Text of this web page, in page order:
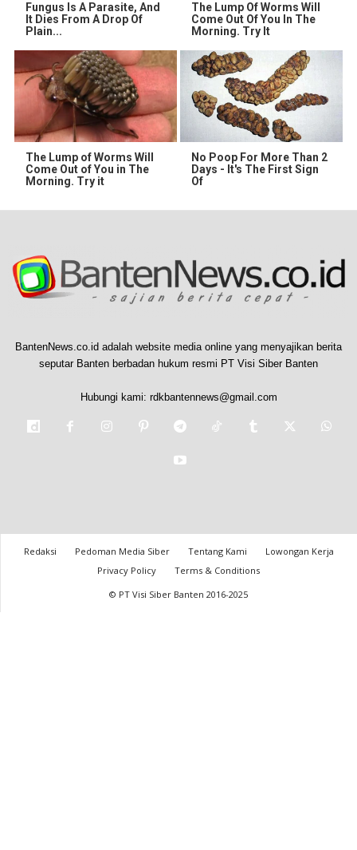
Fungus Is A Parasite, And
It Dies From A Drop Of
Plain...
The Lump Of Worms Will
Come Out Of You In The
Morning. Try It
The Lump of Worms Will
Come Out of You in The
Morning. Try it
No Poop For More Than 2
Days - It's The First Sign
Of
BantenNews.co.id adalah website media online yang menyajikan berita
seputar Banten berbadan hukum resmi PT Visi Siber Banten
Hubungi kami: rdkbantennews@gmail.com
Redaksi Pedoman Media Siber Tentang Kami
Lowongan Kerja
Privacy Policy
Terms & Conditions
© PT Visi Siber Banten 2016-2025